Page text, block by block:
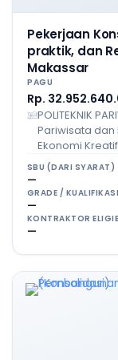
Pekerjaan
praktik, dan
Makassar
PAGU
Rp.
POLITEKNIK
Pariwisata dan
Ekonomi Kreatif
SBU (DARI SYARAT)
—
GRADE / KUALIFIKASI
—
KONTRAKTOR
—